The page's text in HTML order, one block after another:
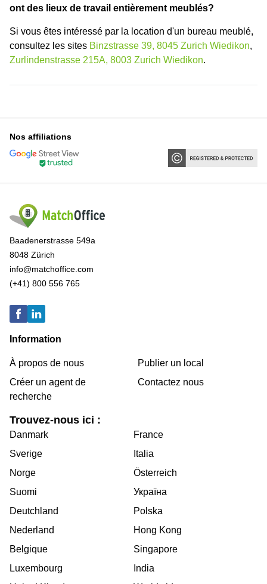
ont des lieux de travail entièrement meublés?
Si vous êtes intéressé par la location d'un bureau meublé,
consultez les sites Binzstrasse 39, 8045 Zurich Wiedikon,
Zurlindenstrasse 215A, 8003 Zurich Wiedikon.
Nos affiliations
Baadenerstrasse 549a
8048 Zürich
info@matchoffice.com
(+41) 800 556 765
Information
À propos de nous
Créer un agent de
recherche
Publier un local
Contactez nous
Trouvez-nous ici :
Danmark
Sverige
Norge
Suomi
Deutchland
Nederland
Belgique
Luxembourg
France
Italia
Österreich
Україна
Polska
Hong Kong
Singapore
India